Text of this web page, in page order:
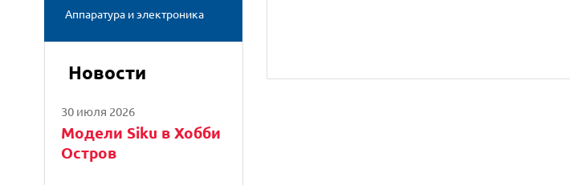
Аппаратура и электроника
Новости
30 июля 2026
Модели Siku в Хобби
Остров